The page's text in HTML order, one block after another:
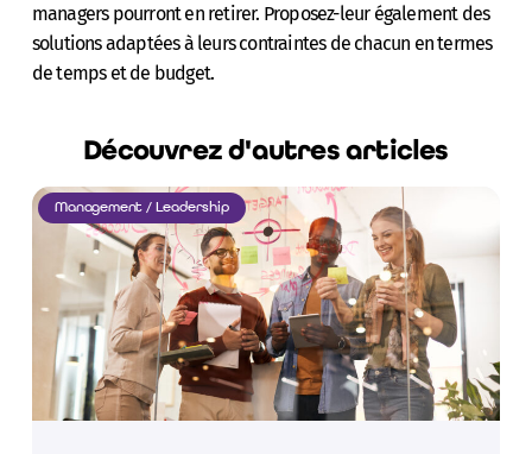
managers pourront en retirer. Proposez-leur également des
solutions adaptées à leurs contraintes de chacun en termes
de temps et de budget.
Découvrez d'autres articles
Management / Leadership